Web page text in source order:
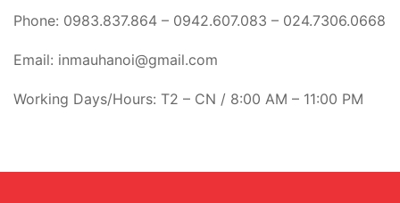
Phone: 0983.837.864 – 0942.607.083 – 024.7306.0668
Email: inmauhanoi@gmail.com
Working Days/Hours: T2 – CN / 8:00 AM – 11:00 PM